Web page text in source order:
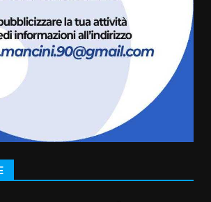
La magia del Minareto e la prima
assoluta de “L’Albergo
Belvedere. Il rapimento”
6 Agosto 2026 06:15
“I Contestatori: Musica di
Rivoluzione”: nuovo
appuntamento con “Fasano in